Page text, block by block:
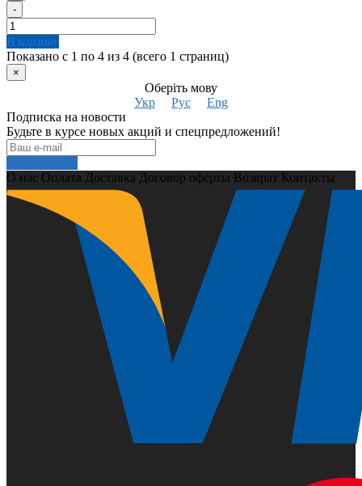
-
В корзину
Показано с 1 по 4 из 4 (всего 1 страниц)
×
Оберіть мову
Укр
Рус
Eng
Подписка на новости
Будьте в курсе новых акций и спецпредложений!
О нас Оплата Доставка Договор оферты Возврат Контакты